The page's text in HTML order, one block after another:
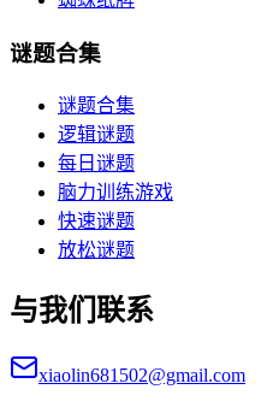
谜题合集
谜题合集
逻辑谜题
每日谜题
脑力训练游戏
快速谜题
放松谜题
与我们联系
xiaolin681502@gmail.com